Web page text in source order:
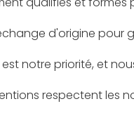
d'origine pour
notre priorité, et
respectent les